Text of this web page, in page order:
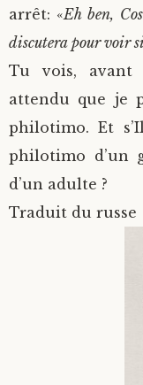
arrêt: «Eh ben,
discutera pour voir si
Tu vois, avant
attendu que je
philotimo. Et
philotimo d’un
d’un adulte ?
Traduit du russe